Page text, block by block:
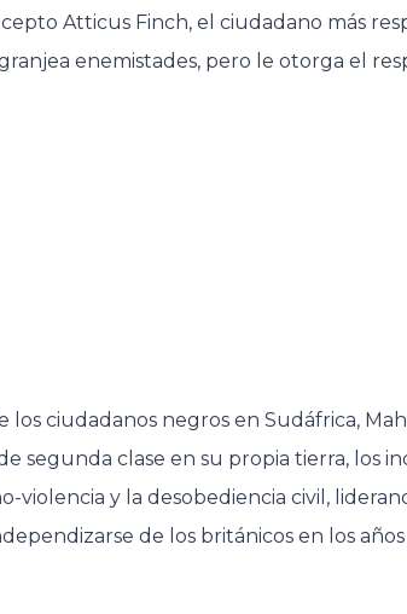
Atticus Finch, el ciudadano más
enemistades, pero le otorga el
los ciudadanos negros en Sudáfrica,
segunda clase en su propia tierra, los
violencia y la desobediencia civil,
de los británicos en los años